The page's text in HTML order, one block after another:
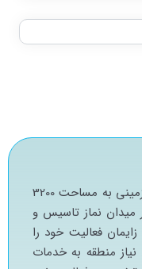
بيمارستان امام زمان در سال 1390 در زميني به مساحت 3200
ميدان نماز تاسيس و
فعاليت خود را
منطقه به خدمات